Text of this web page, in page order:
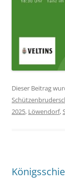
Dieser Beitrag
2025, Löwendorf,